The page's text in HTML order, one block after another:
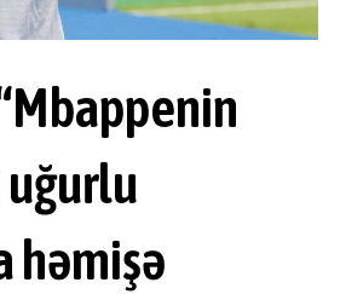
uğurlu
həmişə